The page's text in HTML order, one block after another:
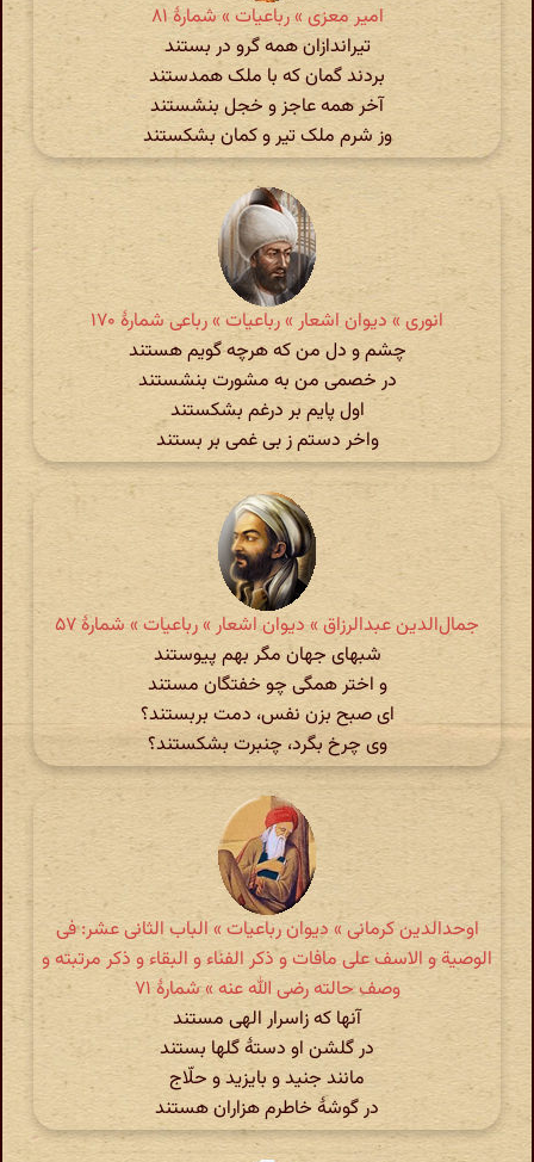
امیر معزی » رباعیات » شمارهٔ ۸۱
تیراندازان همه گرو در بستند
بردند گمان که با ملک همدستند
آخر همه عاجز و خجل بنشستند
وز شرم ملک تیر و کمان بشکستند
انوری » دیوان اشعار » رباعیات » رباعی شمارهٔ ۱۷۰
چشم و دل من که هرچه گویم هستند
در خصمی من به مشورت بنشستند
اول پایم بر درغم بشکستند
واخر دستم ز بی غمی بر بستند
جمال‌الدین عبدالرزاق » دیوان اشعار » رباعیات » شمارهٔ ۵۷
شبهای جهان مگر بهم پیوستند
و اختر همگی چو خفتگان مستند
ای صبح بزن نفس، دمت بربستند؟
وی چرخ بگرد، چنبرت بشکستند؟
اوحدالدین کرمانی » دیوان رباعیات » الباب الثانی عشر: فی
الوصیة و الاسف علی مافات و ذکر الفناء و البقاء و ذکر مرتبته و
وصف حالته رضی الله عنه » شمارهٔ ۷۱
آنها که زاسرار الهی مستند
در گلشن او دستهٔ گلها بستند
مانند جنید و بایزید و حلّاج
در گوشهٔ خاطرم هزاران هستند